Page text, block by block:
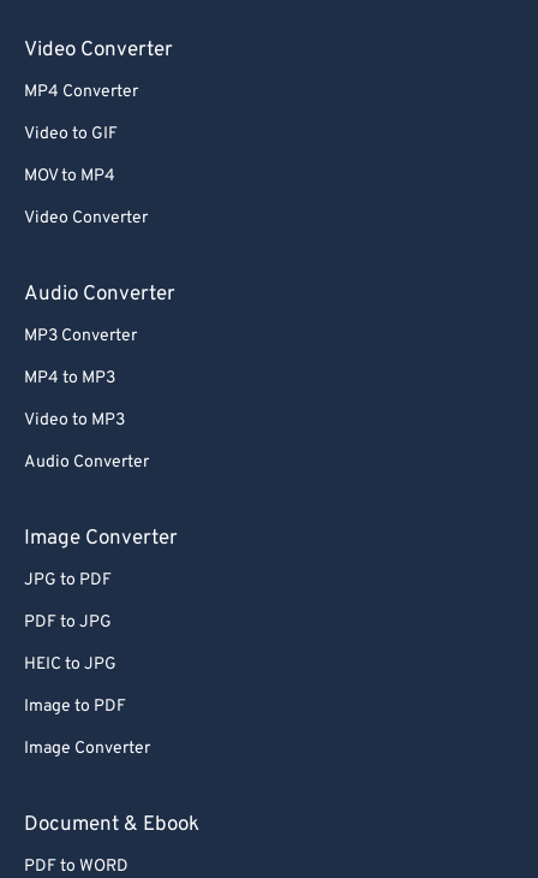
Video Converter
MP4 Converter
Video to GIF
MOV to MP4
Video Converter
Audio Converter
MP3 Converter
MP4 to MP3
Video to MP3
Audio Converter
Image Converter
JPG to PDF
PDF to JPG
HEIC to JPG
Image to PDF
Image Converter
Document & Ebook
PDF to WORD